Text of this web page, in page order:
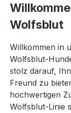
Wolfsblut
Willkommen in
Wolfsblut-
stolz darauf,
Freund zu
hochwertigen
Wolfsblut-Linie